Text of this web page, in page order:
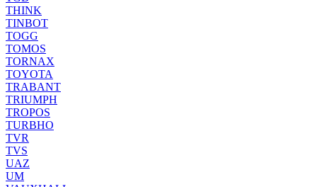
THINK
TINBOT
TOGG
TOMOS
TORNAX
TOYOTA
TRABANT
TRIUMPH
TROPOS
TURBHO
TVR
TVS
UAZ
UM